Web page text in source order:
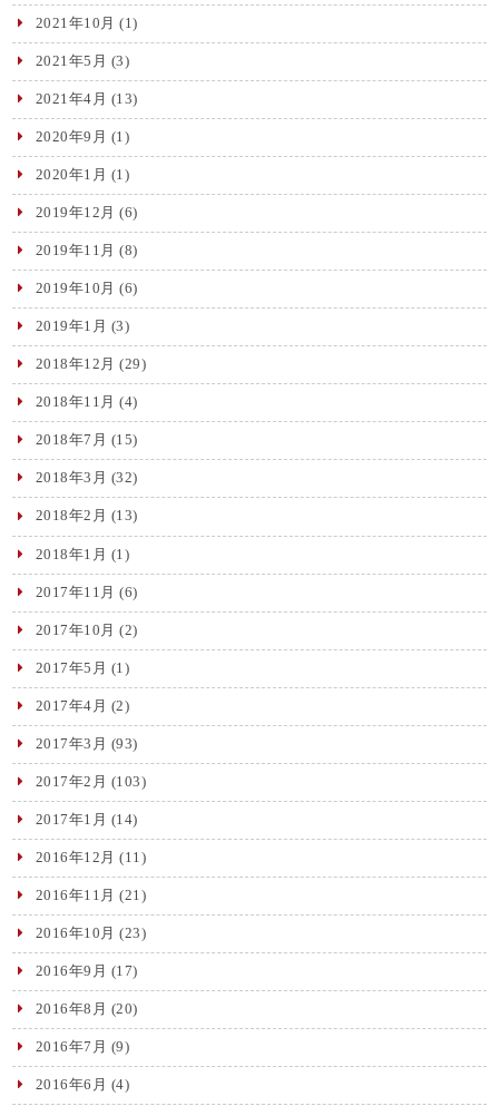
2021年10月 (1)
2021年5月 (3)
2021年4月 (13)
2020年9月 (1)
2020年1月 (1)
2019年12月 (6)
2019年11月 (8)
2019年10月 (6)
2019年1月 (3)
2018年12月 (29)
2018年11月 (4)
2018年7月 (15)
2018年3月 (32)
2018年2月 (13)
2018年1月 (1)
2017年11月 (6)
2017年10月 (2)
2017年5月 (1)
2017年4月 (2)
2017年3月 (93)
2017年2月 (103)
2017年1月 (14)
2016年12月 (11)
2016年11月 (21)
2016年10月 (23)
2016年9月 (17)
2016年8月 (20)
2016年7月 (9)
2016年6月 (4)